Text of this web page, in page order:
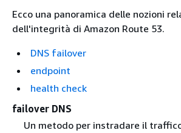
Ecco una panoramica delle nozioni
dell'integrità di Amazon Route 53.
DNS failover
endpoint
health check
failover DNS
Un metodo per instradare il